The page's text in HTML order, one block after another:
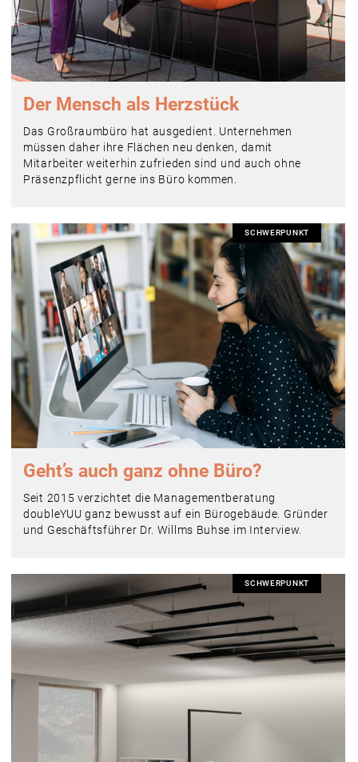
Der Mensch als Herzstück
Das Großraumbüro hat ausgedient. Unternehmen
müssen daher ihre Flächen neu denken, damit
Mitarbeiter weiterhin zufrieden sind und auch ohne
Präsenzpflicht gerne ins Büro kommen.
SCHWERPUNKT
Geht’s auch ganz ohne Büro?
Seit 2015 verzichtet die Managementberatung
doubleYUU ganz bewusst auf ein Bürogebäude. Gründer
und Geschäftsführer Dr. Willms Buhse im Interview.
SCHWERPUNKT